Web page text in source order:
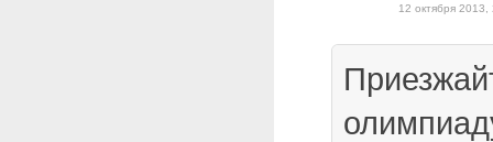
12 октября 2013,